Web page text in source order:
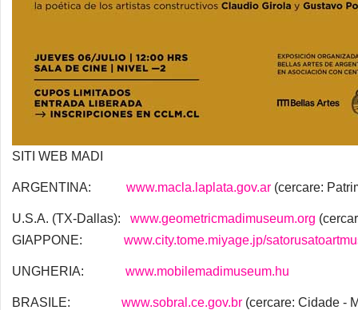
SITI WEB MADI
ARGENTINA: www.macla.laplata.gov.ar (cercare:
U.S.A. (TX-Dallas): www.geometricmadimuseum.org
GIAPPONE: www.city.tome.miyage.jp/
UNGHERIA: www.mobilemadimuseum.hu
BRASILE: www.sobral.ce.gov.br (cercare: Cidade -